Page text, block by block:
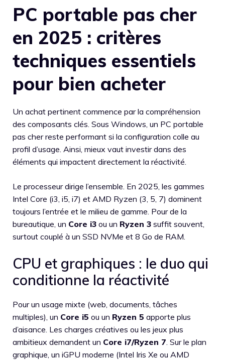
PC portable pas cher
en 2025 : critères
techniques essentiels
pour bien acheter
Un achat pertinent commence par la compréhension
des composants clés. Sous Windows, un PC portable
pas cher reste performant si la configuration colle au
profil d’usage. Ainsi, mieux vaut investir dans des
éléments qui impactent directement la réactivité.
Le processeur dirige l’ensemble. En 2025, les gammes
Intel Core (i3, i5, i7) et AMD Ryzen (3, 5, 7) dominent
toujours l’entrée et le milieu de gamme. Pour de la
bureautique, un Core i3 ou un Ryzen 3 suffit souvent,
surtout couplé à un SSD NVMe et 8 Go de RAM.
CPU et graphiques : le duo qui
conditionne la réactivité
Pour un usage mixte (web, documents, tâches
multiples), un Core i5 ou un Ryzen 5 apporte plus
d’aisance. Les charges créatives ou les jeux plus
ambitieux demandent un Core i7/Ryzen 7. Sur le plan
graphique, un iGPU moderne (Intel Iris Xe ou AMD